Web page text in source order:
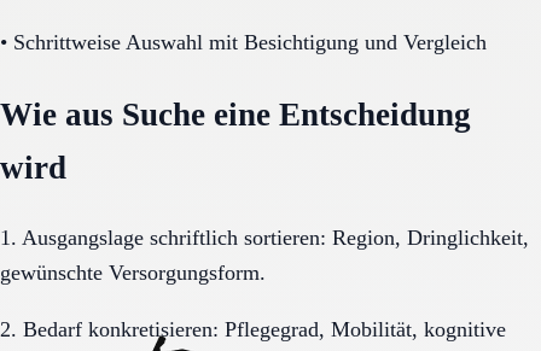
• Schrittweise Auswahl mit Besichtigung und Vergleich
Wie aus Suche eine Entscheidung
wird
1. Ausgangslage schriftlich sortieren: Region, Dringlichkeit,
gewünschte Versorgungsform.
2. Bedarf konkretisieren: Pflegegrad, Mobilität, kognitive